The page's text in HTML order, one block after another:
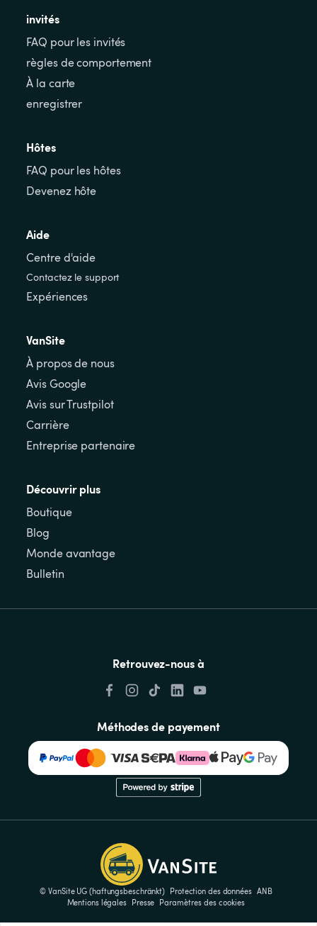
invités
FAQ pour les invités
règles de comportement
À la carte
enregistrer
Hôtes
FAQ pour les hôtes
Devenez hôte
Aide
Centre d'aide
Contactez le support
Expériences
VanSite
À propos de nous
Avis Google
Avis sur Trustpilot
Carrière
Entreprise partenaire
Découvrir plus
Boutique
Blog
Monde avantage
Bulletin
Retrouvez-nous à
Méthodes de payement
© VanSite UG (haftungsbeschränkt) Protection des données ANB
Mentions légales
Presse Paramètres des cookies